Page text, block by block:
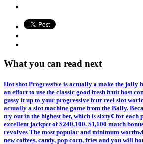
What you can read next
Hot shot Progressive is actually a make the jolly
an effort to use the classic good fresh fruit host
gussy it up to your progressive four reel slot
actually a slot machine game from the Bally.
try out in the highest bet, which is sixty¢ for each
excellent jackpot of $240,100. $1,100 match
revolves The most popular and minimum
new coffees, candy, pop corn, fries and you will